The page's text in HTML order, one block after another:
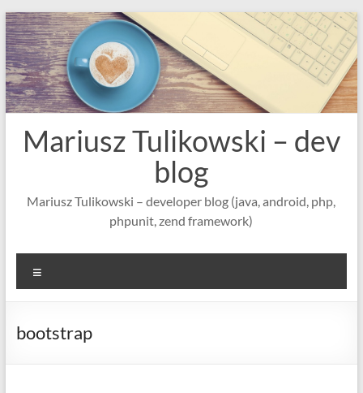
Skip
to
content
Mariusz Tulikowski – dev
blog
Mariusz Tulikowski – developer blog (java, android, php,
phpunit, zend framework)
bootstrap